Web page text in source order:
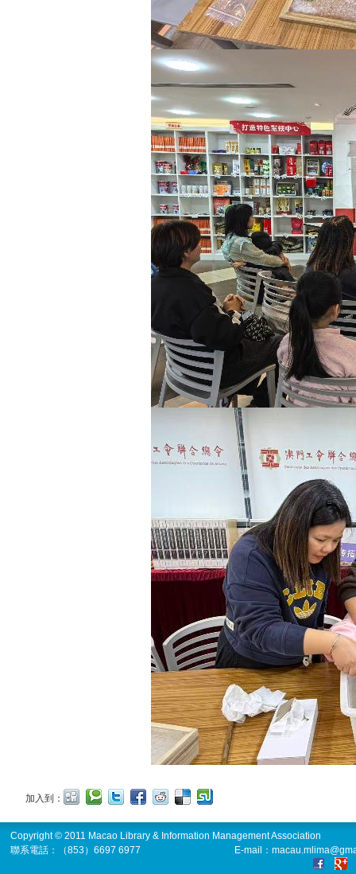
加入到：
Copyright © 2011 Macao Library & Information Management Association
聯系電話：（853）6697 6977
E-mail：